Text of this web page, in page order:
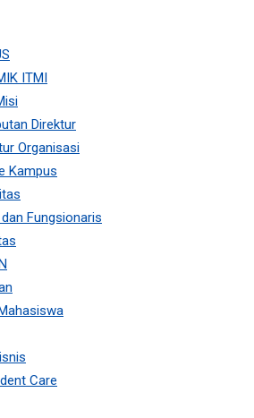
ITMI
Direktur
Organisasi
Kampus
Fungsionaris
Care